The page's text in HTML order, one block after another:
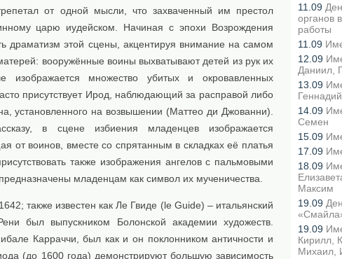
от одной мысли, что захваченный им престол
царю иудейском. Начиная с эпохи Возрождения
драматизм этой сцены, акцентируя внимание на самом
вооружённые воины выхватывают детей из рук их
изображается множество убитых и окровавленных
присутствует Ирод, наблюдающий за расправой либо
установленного на возвышении (Маттео ди Джованни).
в сцене избиения младенцев изображается
от воинов, вместе со спрятанным в складках её платья
также изображения ангелов с пальмовыми
младенцам как символ их мученичества.
также известен как Ле Гвиде (le Guide) – итальянский
был выпускником Болонской академии художеств.
Карраччи, был как и он поклонником античности и
(до 1600 года) демонстрируют большую зависимость
11.09
органов
работы
11.09
12.09
Даниил,
13.09
Геннадий
14.09
Семен
15.09
17.09
18.09
Максим
19.09
19.09
Кирилл,
Михаил,